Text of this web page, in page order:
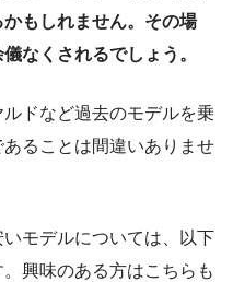
もしれません。その場
なくされるでしょう。
ドなど過去のモデルを乗
ることは間違いありませ
モデルについては、以下
興味のある方はこちらも